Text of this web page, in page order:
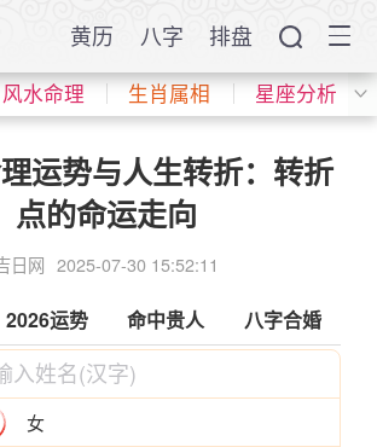
黄历 八字 排盘
风水命理 生肖属相 星座分析
运势与人生转折：转折
点的命运走向
日网 2025-07-30 15:52:11
2026运势 命中贵人 八字合婚
女